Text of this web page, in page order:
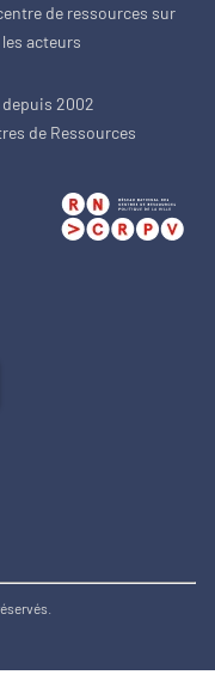
de ressources sur
acteurs
depuis 2002
de Ressources